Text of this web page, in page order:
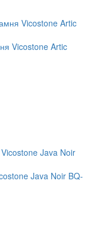
Vicostone Artic
Java Noir BQ-